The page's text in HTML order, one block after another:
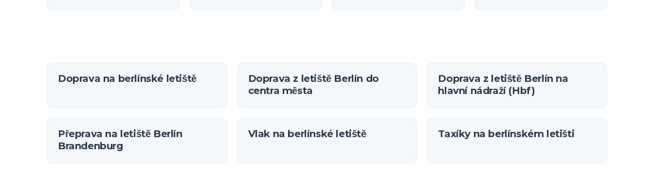
Doprava na berlínské letiště
Doprava z letiště Berlín do
centra města
Doprava z letiště Berlín na
hlavní nádraží (Hbf)
Přeprava na letiště Berlín
Brandenburg
Vlak na berlínské letiště Taxíky na berlínském letišti